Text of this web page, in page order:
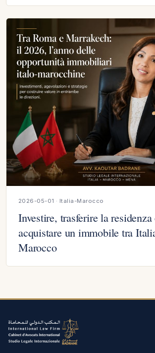
2026-05-01 · Italia-Marocco
Investire, trasferire la residenza
acquistare un immobile tra
Marocco